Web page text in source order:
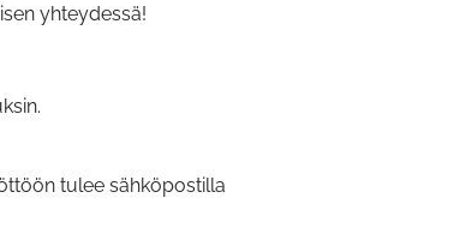
yhteydessä!
tulee sähköpostilla